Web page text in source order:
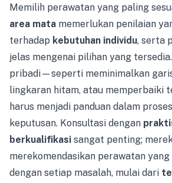
Memilih perawatan yang paling
area mata memerlukan penilaian
terhadap kebutuhan individu, serta
jelas mengenai pilihan yang
pribadi—seperti meminimalkan
lingkaran hitam, atau
harus menjadi panduan dalam
keputusan. Konsultasi dengan
berkualifikasi sangat penting;
merekomendasikan perawatan yang
dengan setiap masalah, mulai dari